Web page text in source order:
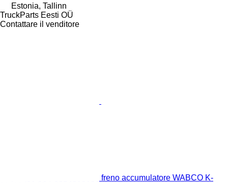
Estonia, Tallinn
TruckParts Eesti OÜ
Contattare il venditore
freno accumulatore WABCO K-